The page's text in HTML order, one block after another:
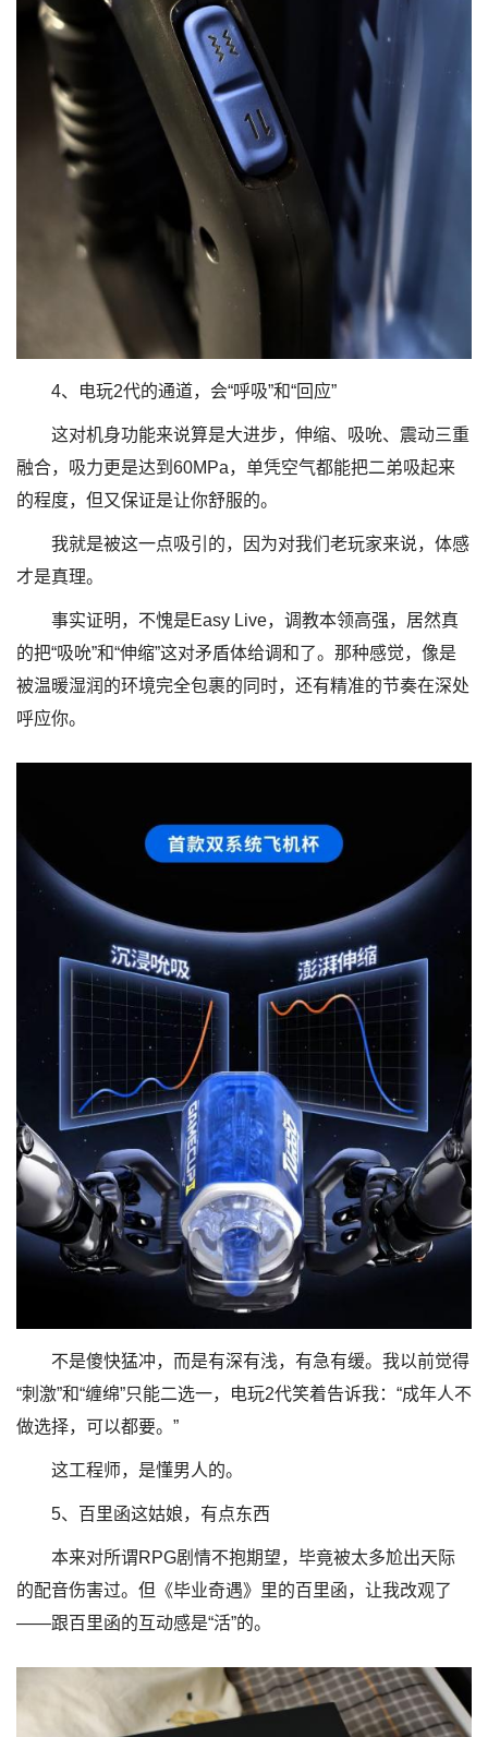
4、电玩2代的通道，会“呼吸”和“回应”
这对机身功能来说算是大进步，伸缩、吸吮、震动三重
融合，吸力更是达到60MPa，单凭空气都能把二弟吸起来
的程度，但又保证是让你舒服的。
我就是被这一点吸引的，因为对我们老玩家来说，体感
才是真理。
事实证明，不愧是Easy Live，调教本领高强，居然真
的把“吸吮”和“伸缩”这对矛盾体给调和了。那种感觉，像是
被温暖湿润的环境完全包裹的同时，还有精准的节奏在深处
呼应你。
不是傻快猛冲，而是有深有浅，有急有缓。我以前觉得
“刺激”和“缠绵”只能二选一，电玩2代笑着告诉我：“成年人不
做选择，可以都要。”
这工程师，是懂男人的。
5、百里函这姑娘，有点东西
本来对所谓RPG剧情不抱期望，毕竟被太多尬出天际
的配音伤害过。但《毕业奇遇》里的百里函，让我改观了
——跟百里函的互动感是“活”的。